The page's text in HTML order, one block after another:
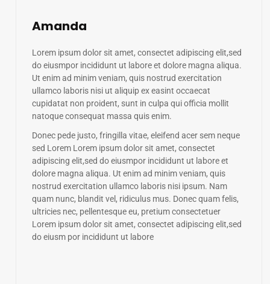
Amanda
Lorem ipsum dolor sit amet, consectet adipiscing elit,sed
do eiusmpor incididunt ut labore et dolore magna aliqua.
Ut enim ad minim veniam, quis nostrud exercitation
ullamco laboris nisi ut aliquip ex easint occaecat
cupidatat non proident, sunt in culpa qui officia mollit
natoque consequat massa quis enim.
Donec pede justo, fringilla vitae, eleifend acer sem neque
sed Lorem Lorem ipsum dolor sit amet, consectet
adipiscing elit,sed do eiusmpor incididunt ut labore et
dolore magna aliqua. Ut enim ad minim veniam, quis
nostrud exercitation ullamco laboris nisi ipsum. Nam
quam nunc, blandit vel, ridiculus mus. Donec quam felis,
ultricies nec, pellentesque eu, pretium consectetuer
Lorem ipsum dolor sit amet, consectet adipiscing elit,sed
do eiusm por incididunt ut labore